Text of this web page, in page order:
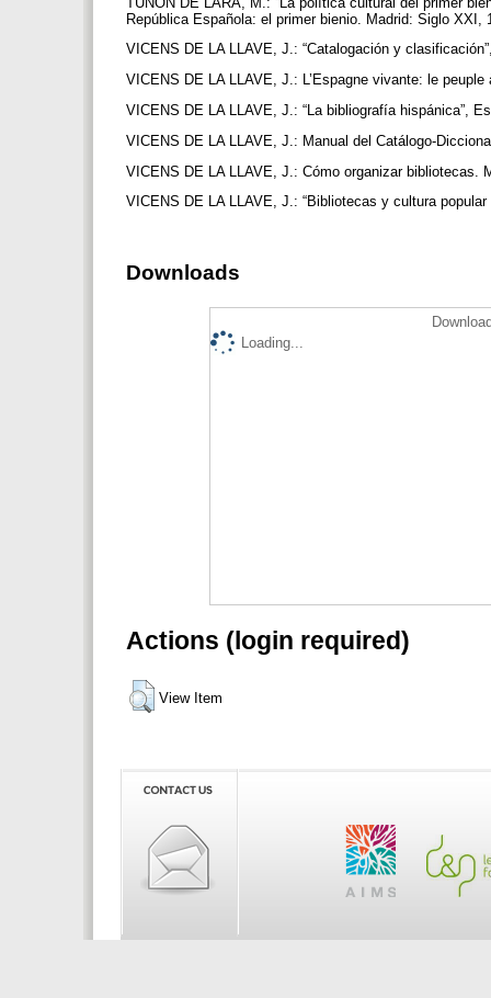
República Española: el primer bienio. Madrid: Siglo XXI,
VICENS DE LA LLAVE, J.: “Catalogación y
VICENS DE LA LLAVE, J.: L’Espagne vivante: le
VICENS DE LA LLAVE, J.: “La bibliografía hispánica”,
VICENS DE LA LLAVE, J.: Manual del Catálogo-
VICENS DE LA LLAVE, J.: Cómo organizar bibliotecas.
VICENS DE LA LLAVE, J.: “Bibliotecas y cultura
Downloads
Loading...
Actions (login required)
View Item